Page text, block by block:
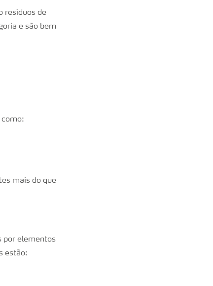
resíduos de
e são bem
mais do que
por elementos
estão: